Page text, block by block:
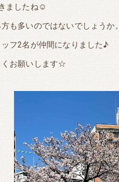
ましたね☺
も多いのではないでしょうか。
フ2名が仲間になりました♪
くお願いします☆